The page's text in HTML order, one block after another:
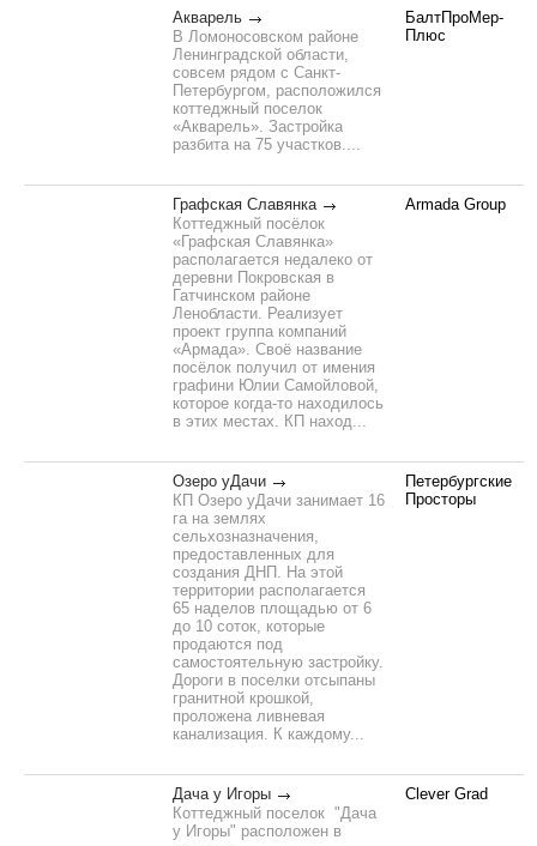
Акварель
В Ломоносовском районе
Ленинградской области,
совсем рядом с Санкт-
Петербургом, расположился
коттеджный поселок
«Акварель». Застройка
разбита на 75 участков....
БалтПроМер-
Плюс
Графская Славянка
Коттеджный посёлок
«Графская Славянка»
располагается недалеко от
деревни Покровская в
Гатчинском районе
Ленобласти. Реализует
проект группа компаний
«Армада». Своё название
посёлок получил от имения
графини Юлии Самойловой,
которое когда-то находилось
в этих местах. КП наход...
Armada Group
Озеро уДачи
КП Озеро уДачи занимает 16
га на землях
сельхозназначения,
предоставленных для
создания ДНП. На этой
территории располагается
65 наделов площадью от 6
до 10 соток, которые
продаются под
самостоятельную застройку.
Дороги в поселки отсыпаны
гранитной крошкой,
проложена ливневая
канализация. К каждому...
Петербургские
Просторы
Дача у Игоры
Коттеджный поселок "Дача
у Игоры" расположен в
Clever Grad